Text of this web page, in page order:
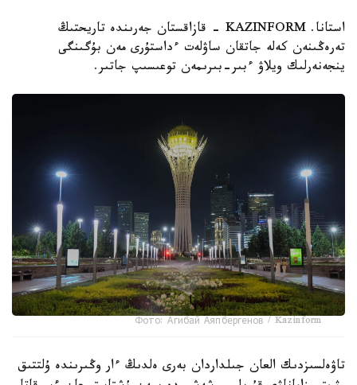
استانا. KAZINFORM - قازاقستان جەرىندە تاريحتىڭ
تەرەڭىنەن كەلە جاتقان ساۋلەت ءداستۇرى مەن بۇگىنگى
ينجەنەرلىك ويلاۋ ءبىر-بىرىمەن توعىسىپ جاتىر.
Фото: Агибай Аяпбергенов / Kazinform
تاۋەلسىزدىك العان جىلداردان بەرى ەلدىڭ ءار وڭىرىندە ۇلتتىق